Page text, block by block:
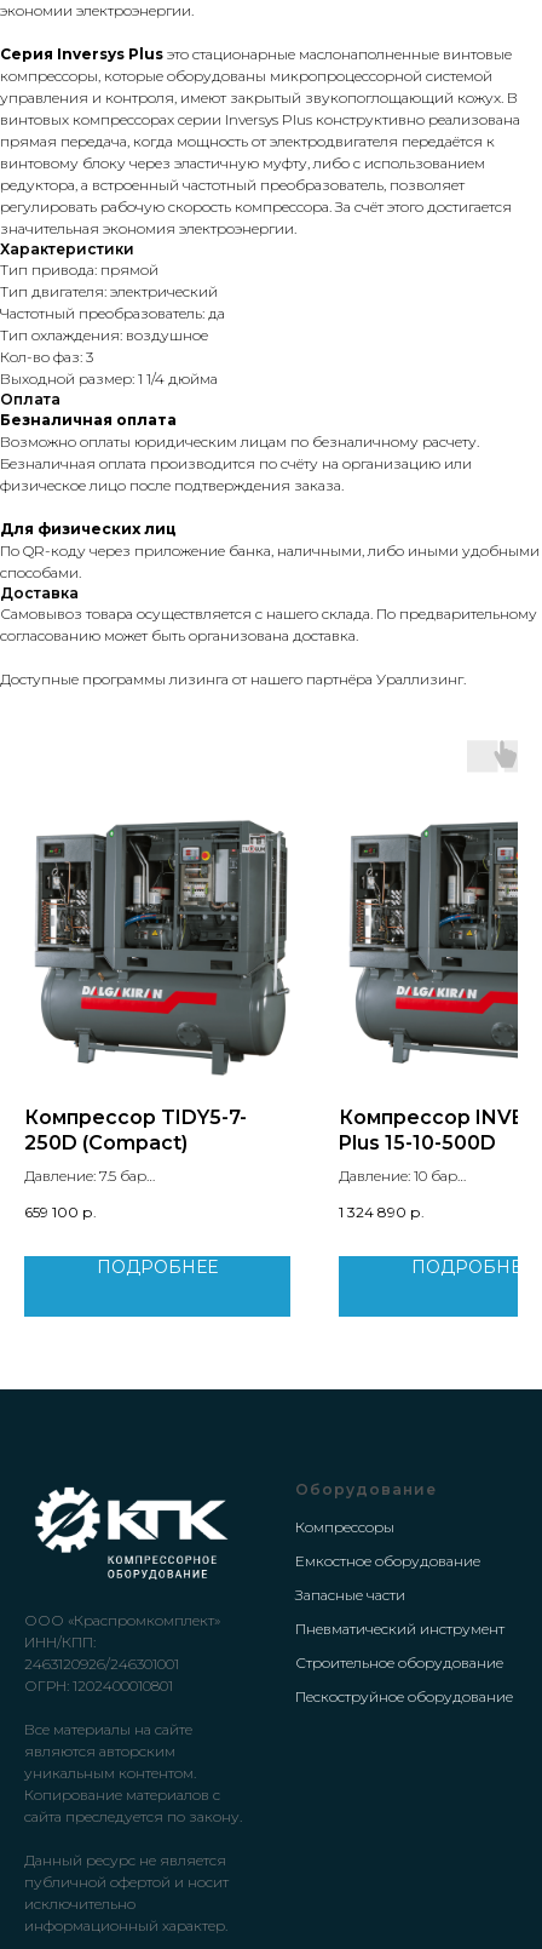
экономии электроэнергии.
Серия Inversys Plus это стационарные маслонаполненные винтовые
компрессоры, которые оборудованы микропроцессорной системой
управления и контроля, имеют закрытый звукопоглощающий кожух. В
винтовых компрессорах серии Inversys Plus конструктивно реализована
прямая передача, когда мощность от электродвигателя передаётся к
винтовому блоку через эластичную муфту, либо с использованием
редуктора, а встроенный частотный преобразователь, позволяет
регулировать рабочую скорость компрессора. За счёт этого достигается
значительная экономия электроэнергии.
Характеристики
Тип привода: прямой
Тип двигателя: электрический
Частотный преобразователь: да
Тип охлаждения: воздушное
Кол-во фаз: 3
Выходной размер: 1 1/4 дюйма
Оплата
Безналичная оплата
Возможно оплаты юридическим лицам по безналичному расчету.
Безналичная оплата производится по счёту на организацию или
физическое лицо после подтверждения заказа.
Для физических лиц
По QR-коду через приложение банка, наличными, либо иными удобными
способами.
Доставка
Самовывоз товара осуществляется с нашего склада. По предварительному
согласованию может быть организована доставка.
Доступные программы лизинга от нашего партнёра Ураллизинг.
Компрессор TIDY5-7-
250D (Compact)
Давление: 7.5 бар
Мощность двигателя: 4 кВт
659 100 р.
ПОДРОБНЕЕ
Компрессор
Plus 15-10-500D
Давление: 10 бар
Мощность двигателя: 5.5 кВт
1 324 890 р.
ПОДРОБНЕЕ
ООО «Краспромкомплект»
ИНН/КПП:
2463120926/246301001
ОГРН: 1202400010801
Все материалы на сайте
являются авторским
уникальным контентом.
Копирование материалов с
сайта преследуется по закону.
Данный ресурс не является
публичной офертой и носит
исключительно
информационный характер.
Оборудование
Компрессоры
Емкостное оборудование
Запасные части
Пневматический инструмент
Строительное оборудование
Пескоструйное оборудование